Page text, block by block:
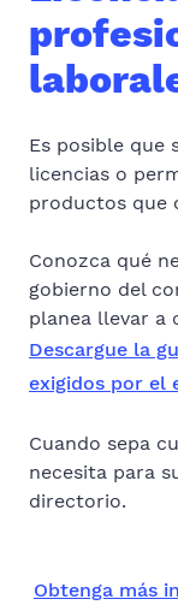
Es posible que
licencias o
productos que
Conozca qué
gobierno del
planea llevar a
Descargue la
exigidos por el
Cuando sepa
necesita para
directorio.
Obtenga más